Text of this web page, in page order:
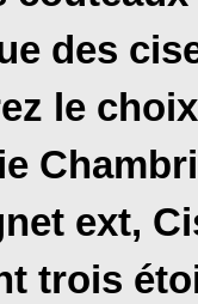
des
le
ext, C
trois